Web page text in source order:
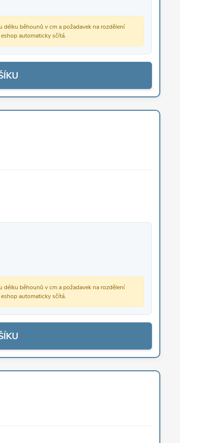
běhounů v cm a požadavek na rozdělení
automaticky sčítá.
běhounů v cm a požadavek na rozdělení
automaticky sčítá.